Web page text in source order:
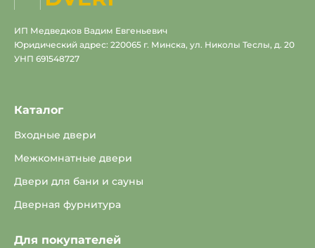
ИП Медведков Вадим Евгеньевич
Юридический адрес: 220065 г. Минска, ул. Николы Теслы, д. 20
УНП 691548727
Каталог
Входные двери
Межкомнатные двери
Двери для бани и сауны
Дверная фурнитура
Для покупателей